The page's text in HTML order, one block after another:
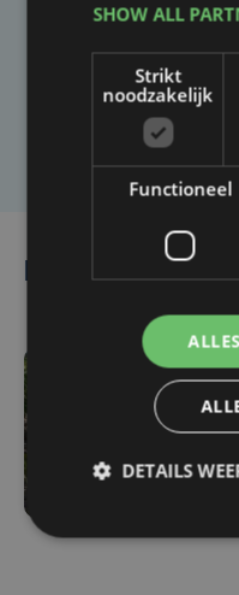
Heb je een taal- of
Laat
Lees ook
SHOW ALL
Strikt
noodzakelijk
Functioneel
DETAILS